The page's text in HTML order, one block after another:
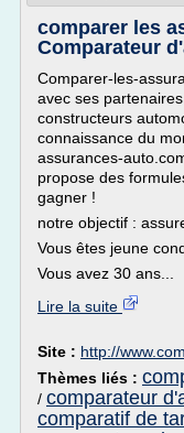
comparer les
Comparateur
Comparer-les-
avec ses
constructeurs
connaissance du
assurances-
propose des
gagner !
notre objectif :
Vous êtes jeune
Vous avez 30 ans...
Lire la suite
Site : http://
Thèmes liés :
/ comparateur
comparatif de